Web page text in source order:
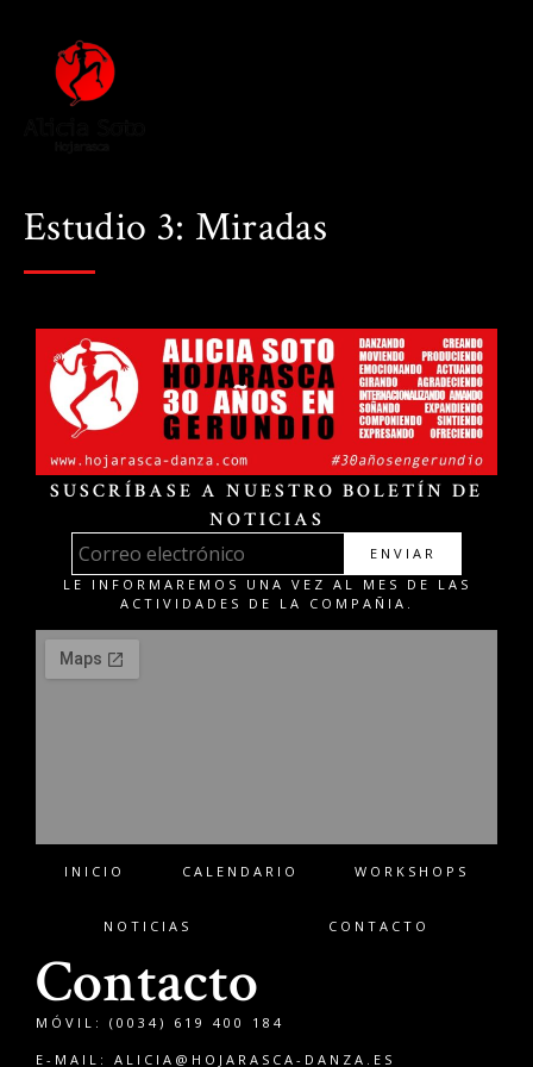
Estudio 3: Miradas
SUSCRÍBASE A NUESTRO BOLETÍN DE
NOTICIAS
ENVIAR
LE INFORMAREMOS UNA VEZ AL MES DE LAS
ACTIVIDADES DE LA COMPAÑIA.
INICIO CALENDARIO WORKSHOPS
NOTICIAS CONTACTO
Contacto
MÓVIL: (0034) 619 400 184
E-MAIL: ALICIA@HOJARASCA-DANZA.ES